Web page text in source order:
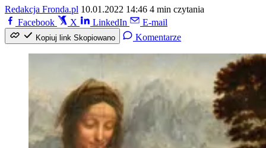
Redakcja Fronda.pl 10.01.2022 14:46 4 min czytania
Facebook
X LinkedIn E-mail
Kopiuj link Skopiowano Komentarze